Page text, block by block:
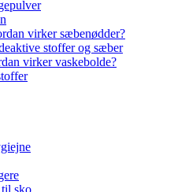
virker sæbenødder?
stoffer og sæber
virker vaskebolde?
til sko